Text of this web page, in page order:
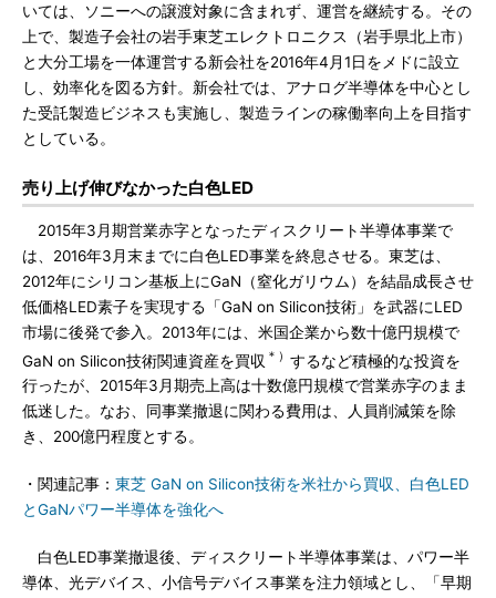
いては、ソニーへの譲渡対象に含まれず、運営を継続する。その
上で、製造子会社の岩手東芝エレクトロニクス（岩手県北上市）
と大分工場を一体運営する新会社を2016年4月1日をメドに設立
し、効率化を図る方針。新会社では、アナログ半導体を中心とし
た受託製造ビジネスも実施し、製造ラインの稼働率向上を目指す
としている。
売り上げ伸びなかった白色LED
2015年3月期営業赤字となったディスクリート半導体事業で
は、2016年3月末までに白色LED事業を終息させる。東芝は、
2012年にシリコン基板上にGaN（窒化ガリウム）を結晶成長させ
低価格LED素子を実現する「GaN on Silicon技術」を武器にLED
市場に後発で参入。2013年には、米国企業から数十億円規模で
GaN on Silicon技術関連資産を買収 ＊） するなど積極的な投資を
行ったが、2015年3月期売上高は十数億円規模で営業赤字のまま
低迷した。なお、同事業撤退に関わる費用は、人員削減策を除
き、200億円程度とする。
・関連記事： 東芝 GaN on Silicon技術を米社から買収、白色LED
とGaNパワー半導体を強化へ
白色LED事業撤退後、ディスクリート半導体事業は、パワー半
導体、光デバイス、小信号デバイス事業を注力領域とし、「早期